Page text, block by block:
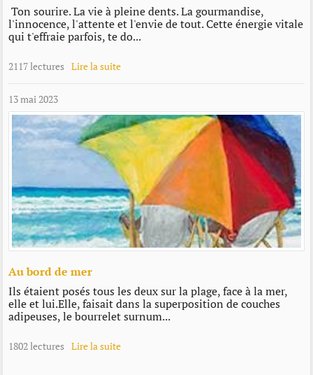
Ton sourire. La vie à pleine dents. La gourmandise,
l'innocence, l'attente et l'envie de tout. Cette énergie vitale
qui t'effraie parfois, te do...
2117 lectures Lire la suite
13 mai 2023
Au bord de mer
Ils étaient posés tous les deux sur la plage, face à la mer,
elle et lui.Elle, faisait dans la superposition de couches
adipeuses, le bourrelet surnum...
1802 lectures Lire la suite